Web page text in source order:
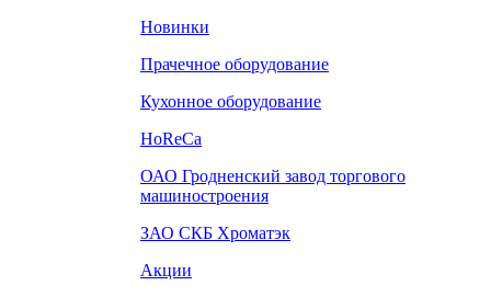
Новинки
Прачечное оборудование
Кухонное оборудование
HoReCa
ОАО Гродненский завод торгового
машиностроения
ЗАО СКБ Хроматэк
Акции